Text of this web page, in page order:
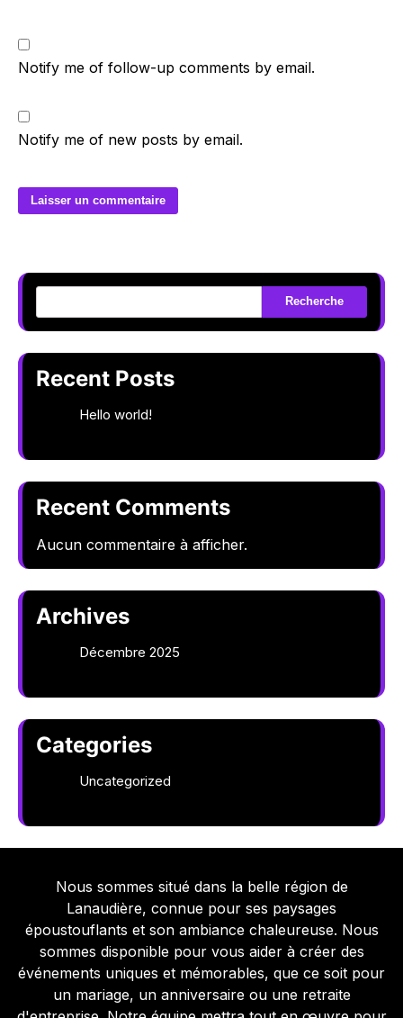
Notify me of follow-up comments by email.
Notify me of new posts by email.
Recherche
Recent Posts
Hello world!
Recent Comments
Aucun commentaire à afficher.
Archives
Décembre 2025
Categories
Uncategorized
Nous sommes situé dans la belle région de
Lanaudière, connue pour ses paysages
époustouflants et son ambiance chaleureuse. Nous
sommes disponible pour vous aider à créer des
événements uniques et mémorables, que ce soit pour
un mariage, un anniversaire ou une retraite